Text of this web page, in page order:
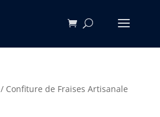
/ Confiture de Fraises Artisanale